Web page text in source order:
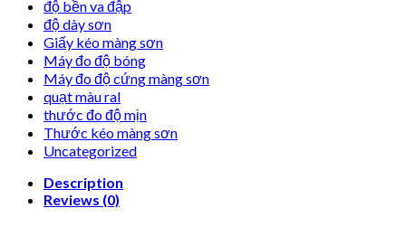
độ bền va đập
độ dày sơn
Giấy kéo màng sơn
Máy đo độ bóng
Máy đo độ cứng màng sơn
quạt màu ral
thước đo độ mịn
Thước kéo màng sơn
Uncategorized
Description
Reviews (0)